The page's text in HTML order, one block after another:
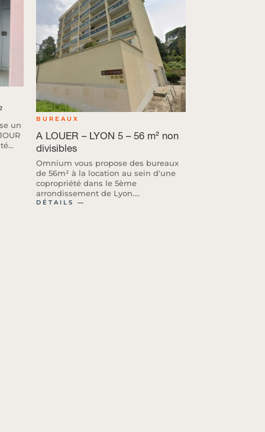
un
BUREAUX
A LOUER – LYON 5 – 56 m² non
divisibles
Omnium vous propose des bureaux
de 56m² à la location au sein d'une
copropriété dans le 5ème
arrondissement de Lyon....
DÉTAILS ―